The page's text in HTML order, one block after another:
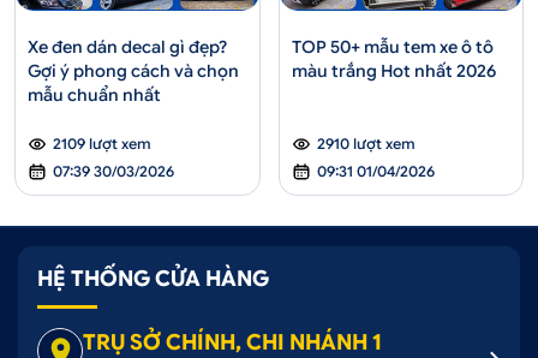
Xe đen dán decal gì đẹp?
Gợi ý phong cách và chọn
mẫu chuẩn nhất
2109 lượt xem
07:39 30/03/2026
TOP 50+ mẫu tem xe ô tô
màu trắng Hot nhất 2026
2910 lượt xem
09:31 01/04/2026
HỆ THỐNG CỬA HÀNG
TRỤ SỞ CHÍNH, CHI NHÁNH 1